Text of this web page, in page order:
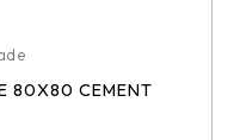
80X80 CEMENT